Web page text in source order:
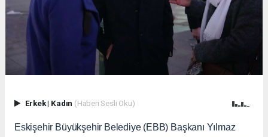
Erkek| Kadın (Haberi Sesli Oku)
Eskişehir Büyükşehir Belediye (EBB) Başkanı Yılmaz